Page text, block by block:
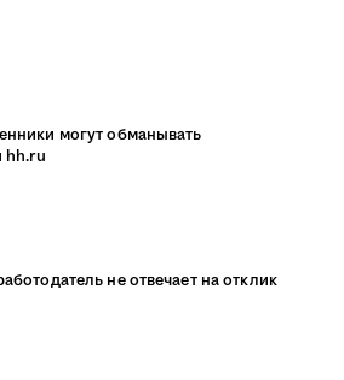
могут обманывать
hh.ru
не отвечает на отклик